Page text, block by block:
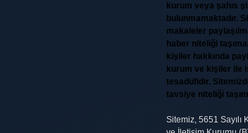
kurum veya şahıs
bulunmamaktadır.
makaleler
haber niteliği
kişiler hakkında
kurum ve kişiler ile
tesadüfidir.
tavsiye niteliği
Sitemiz, 5651